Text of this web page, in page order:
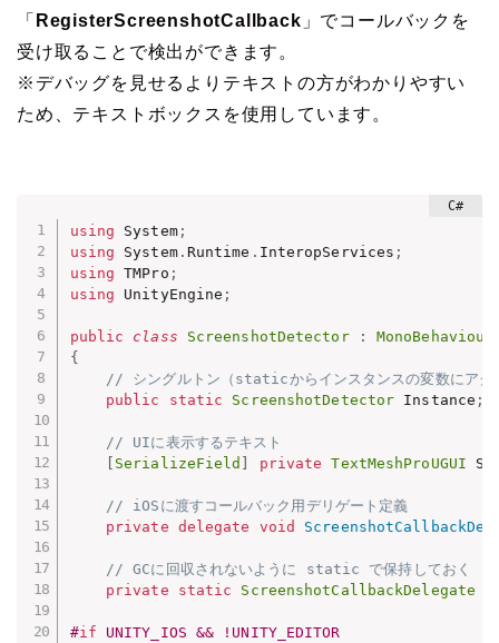
「 RegisterScreenshotCallback 」でコールバックを
受け取ることで検出ができます。
※デバッグを見せるよりテキストの方がわかりやすい
ため、テキストボックスを使用しています。
using System;
using System. Runtime . InteropServices ;
using TMPro ;
using UnityEngine ;
public class ScreenshotDetector :
MonoBehaviour
{
// シングルトン（staticからインスタンスの変数にアク
public
static ScreenshotDetector Instance ;
// UIに表示するテキスト
[ SerializeField ] private TextMeshProUGUI
// iOSに渡すコールバック用デリゲート定義
private delegate void
// GCに回収されないように static で保持しておく
private
static ScreenshotCallbackDelegate
#if UNITY_IOS && !UNITY_EDITOR